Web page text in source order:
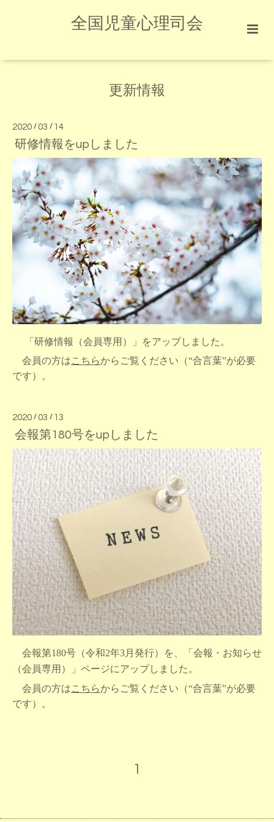
全国児童心理司会
更新情報
2020 / 03 / 14
研修情報をupしました
「研修情報（会員専用）」をアップしました。
会員の方はこちらからご覧ください（“合言葉”が必要
です）。
2020 / 03 / 13
会報第180号をupしました
会報第180号（令和2年3月発行）を、「会報・お知らせ
（会員専用）」ページにアップしました。
会員の方はこちらからご覧ください（“合言葉”が必要
です）。
1